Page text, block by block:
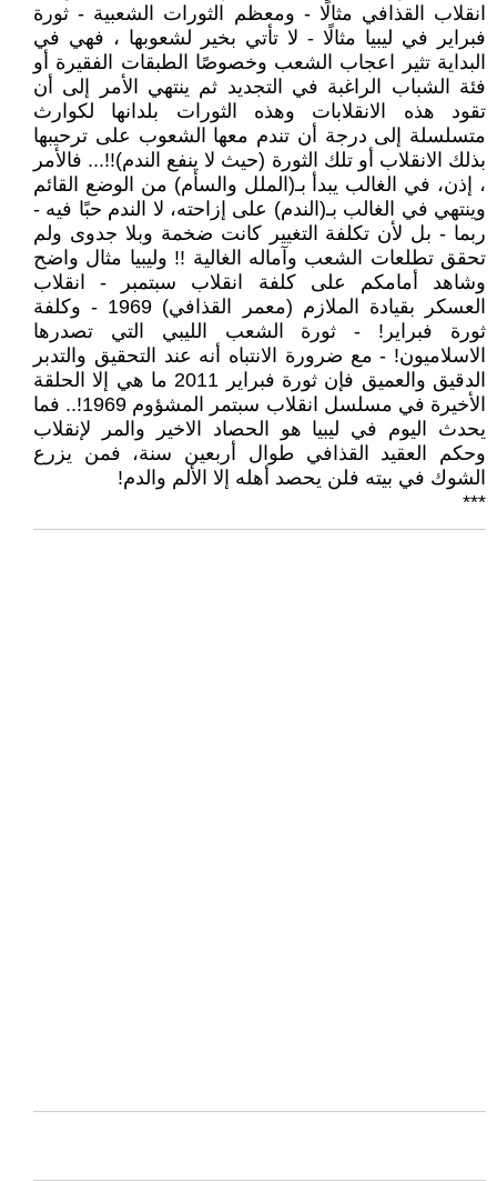
انقلاب القذافي مثالًا - ومعظم الثورات الشعبية - ثورة
فبراير في ليبيا مثالًا - لا تأتي بخير لشعوبها ، فهي في
البداية تثير اعجاب الشعب وخصوصًا الطبقات الفقيرة أو
فئة الشباب الراغبة في التجديد ثم ينتهي الأمر إلى أن
تقود هذه الانقلابات وهذه الثورات بلدانها لكوارث
متسلسلة إلى درجة أن تندم معها الشعوب على ترحيبها
بذلك الانقلاب أو تلك الثورة (حيث لا ينفع الندم)!!... فالأمر
، إذن، في الغالب يبدأ بـ(الملل والسأم) من الوضع القائم
وينتهي في الغالب بـ(الندم) على إزاحته، لا الندم حبًا فيه -
ربما - بل لأن تكلفة التغيير كانت ضخمة وبلا جدوى ولم
تحقق تطلعات الشعب وآماله الغالية !! وليبيا مثال واضح
وشاهد أمامكم على كلفة انقلاب سبتمبر - انقلاب
العسكر بقيادة الملازم (معمر القذافي) 1969 - وكلفة
ثورة فبراير! - ثورة الشعب الليبي التي تصدرها
الاسلاميون! - مع ضرورة الانتباه أنه عند التحقيق والتدبر
الدقيق والعميق فإن ثورة فبراير 2011 ما هي إلا الحلقة
الأخيرة في مسلسل انقلاب سبتمر المشؤوم 1969!.. فما
يحدث اليوم في ليبيا هو الحصاد الاخير والمر لإنقلاب
وحكم العقيد القذافي طوال أربعين سنة، فمن يزرع
الشوك في بيته فلن يحصد أهله إلا الألم والدم!
***